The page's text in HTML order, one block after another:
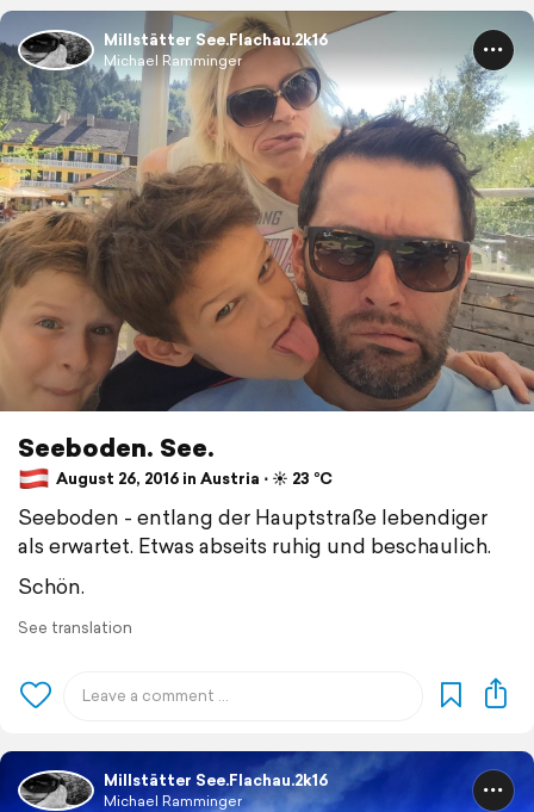
Millstätter See.Flachau.2k16
Michael Ramminger
Seeboden. See.
August 26, 2016 in Austria ⋅ ☀️ 23 °C
Seeboden - entlang der Hauptstraße lebendiger
als erwartet. Etwas abseits ruhig und beschaulich.
Schön.
See translation
Millstätter See.Flachau.2k16
Michael Ramminger